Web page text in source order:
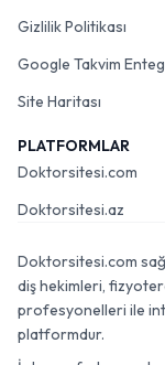
Gizlilik Politikası
Google Takvim
Site Haritası
PLATFORMLAR
Doktorsitesi.com
Doktorsitesi.az
Doktorsitesi.com
diş hekimleri,
profesyonelleri ile
platformdur.